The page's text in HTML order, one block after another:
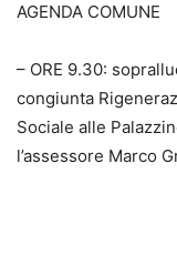
AGENDA COMUNE
– ORE 9.30:
congiunta
Sociale alle
l’assessore Marco